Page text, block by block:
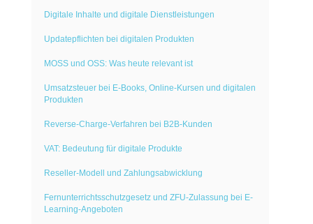
Digitale Inhalte und digitale Dienstleistungen
Updatepflichten bei digitalen Produkten
MOSS und OSS: Was heute relevant ist
Umsatzsteuer bei E-Books, Online-Kursen und digitalen
Produkten
Reverse-Charge-Verfahren bei B2B-Kunden
VAT: Bedeutung für digitale Produkte
Reseller-Modell und Zahlungsabwicklung
Fernunterrichtsschutzgesetz und ZFU-Zulassung bei E-
Learning-Angeboten